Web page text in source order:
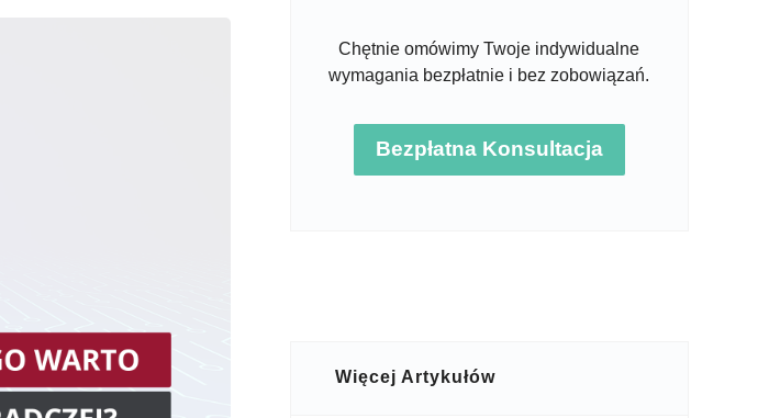
Chętnie omówimy Twoje indywidualne
wymagania bezpłatnie i bez zobowiązań.
Bezpłatna Konsultacja
Więcej Artykułów